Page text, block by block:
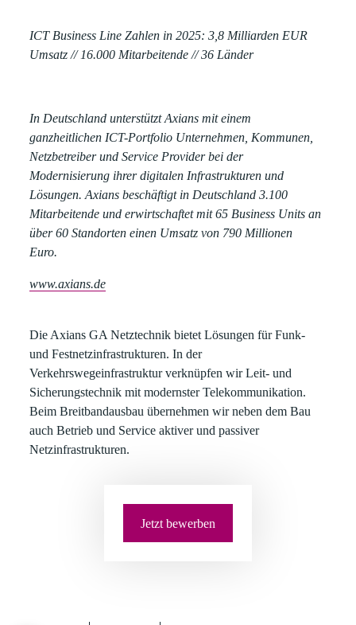
ICT Business Line Zahlen in 2025: 3,8 Milliarden EUR
Umsatz // 16.000 Mitarbeitende // 36 Länder
In Deutschland unterstützt Axians mit einem
ganzheitlichen ICT-Portfolio Unternehmen, Kommunen,
Netzbetreiber und Service Provider bei der
Modernisierung ihrer digitalen Infrastrukturen und
Lösungen. Axians beschäftigt in Deutschland 3.100
Mitarbeitende und erwirtschaftet mit 65 Business Units an
über 60 Standorten einen Umsatz von 790 Millionen
Euro.
www.axians.de
Die Axians GA Netztechnik bietet Lösungen für Funk-
und Festnetzinfrastrukturen. In der
Verkehrswegeinfrastruktur verknüpfen wir Leit- und
Sicherungstechnik mit modernster Telekommunikation.
Beim Breitbandausbau übernehmen wir neben dem Bau
auch Betrieb und Service aktiver und passiver
Netzinfrastrukturen.
Jetzt bewerben